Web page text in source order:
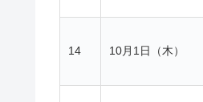
14 10月1日（木）